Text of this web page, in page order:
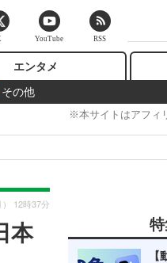
その他
エンタメ
※本サイトはアフィ
本
12時37分
YouTube RSS